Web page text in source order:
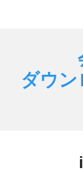
ダウン